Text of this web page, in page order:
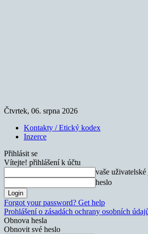
Čtvrtek, 06. srpna 2026
Kontakty / Etický kodex
Inzerce
Přihlásit se
Vítejte! přihlášení k účtu
vaše
heslo
Forgot your password? Get help
Prohlášení o zásadách ochrany osobních
Obnova hesla
Obnovit své heslo